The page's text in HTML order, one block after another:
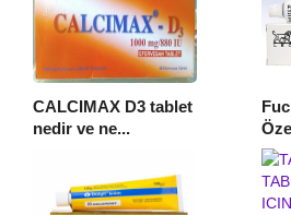
CALCIMAX D3 tablet
nedir ve ne...